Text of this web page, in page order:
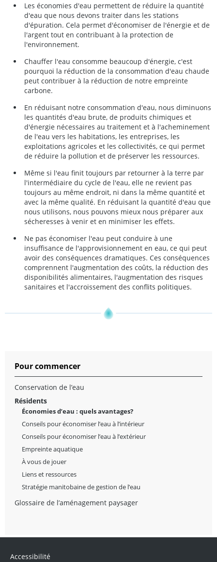
Les économies d'eau permettent de réduire la quantité
d'eau que nous devons traiter dans les stations
d'épuration. Cela permet d'économiser de l'énergie et de
l'argent tout en contribuant à la protection de
l'environnement.
Chauffer l'eau consomme beaucoup d'énergie, c'est
pourquoi la réduction de la consommation d'eau chaude
peut contribuer à la réduction de notre empreinte
carbone.
En réduisant notre consommation d'eau, nous diminuons
les quantités d'eau brute, de produits chimiques et
d'énergie nécessaires au traitement et à l'acheminement
de l'eau vers les habitations, les entreprises, les
exploitations agricoles et les collectivités, ce qui permet
de réduire la pollution et de préserver les ressources.
Même si l'eau finit toujours par retourner à la terre par
l'intermédiaire du cycle de l'eau, elle ne revient pas
toujours au même endroit, ni dans la même quantité et
avec la même qualité. En réduisant la quantité d'eau que
nous utilisons, nous pouvons mieux nous préparer aux
sécheresses à venir et en minimiser les effets.
Ne pas économiser l'eau peut conduire à une
insuffisance de l'approvisionnement en eau, ce qui peut
avoir des conséquences dramatiques. Ces conséquences
comprennent l'augmentation des coûts, la réduction des
disponibilités alimentaires, l'augmentation des risques
sanitaires et l'accroissement des conflits politiques.
Pour commencer
Conservation de l’eau
Résidents
Économies d’eau : quels avantages?
Conseils pour économiser l’eau à l’intérieur
Conseils pour économiser l’eau à l’extérieur
Empreinte aquatique
À vous de jouer
Liens et ressources
Stratégie manitobaine de gestion de l’eau
Glossaire de l’aménagement paysager
Accessibilité